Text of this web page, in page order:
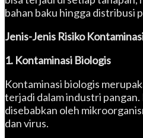
bahan baku hingga distribusi
Jenis-Jenis Risiko
1. Kontaminasi Biologis
Kontaminasi biologis
terjadi dalam industri pangan.
disebabkan oleh
dan virus.